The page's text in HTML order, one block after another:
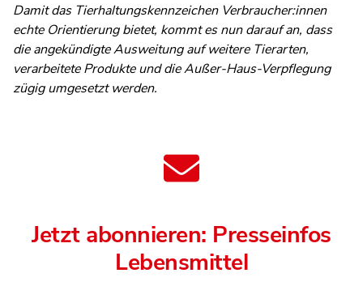
Damit das Tierhaltungskennzeichen Verbraucher:innen
echte Orientierung bietet, kommt es nun darauf an, dass
die angekündigte Ausweitung auf weitere Tierarten,
verarbeitete Produkte und die Außer-Haus-Verpflegung
zügig umgesetzt werden.
Jetzt abonnieren: Presseinfos
Lebensmittel